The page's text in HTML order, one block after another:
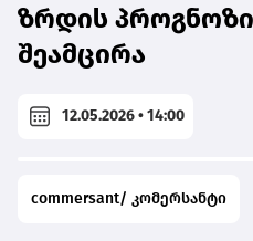
ზრდის
შეამცირა
12.05.2026 • 14:00
commersant/ კომერსანტი